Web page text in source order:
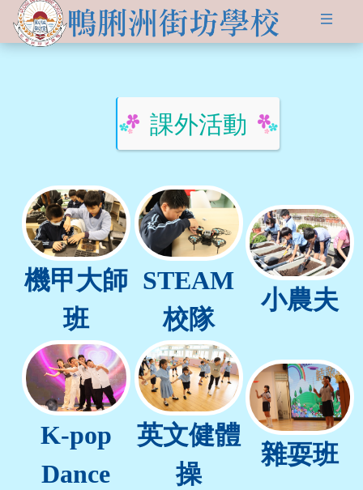
關於
學校成員
學校設施
學校計劃及報告
刊物
家長教師會
家長心聲
潛能發展
獲獎成就
學生成就
學生投稿
學生佳作
升中派位
教師成就
校友成就
領袖培訓
活動相集
升中資訊
校曆表
校車路線
校服樣式
入學辦法
non-Chinese parents
School Support Summary
支援非華語同學的措施
課外活動
機甲大師
班
STEAM
校隊
小農夫
K-pop
Dance
英文健體
操
雜耍班